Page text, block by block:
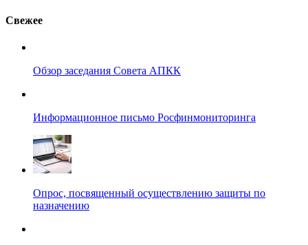
Свежее
Обзор заседания Совета АПКК
Информационное письмо Росфинмониторинга
Опрос, посвященный осуществлению защиты по
назначению